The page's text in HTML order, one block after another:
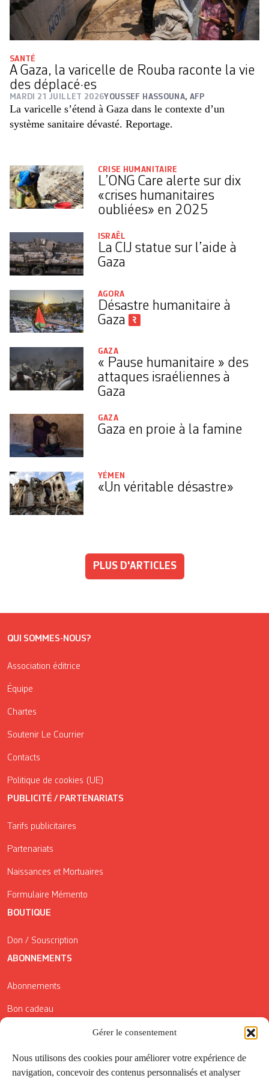
Gérer le consentement
Nous utilisons des cookies pour améliorer votre expérience de
navigation, concevoir des contenus personnalisés et analyser
SANTÉ
A Gaza, la varicelle de Rouba raconte la vie
des déplacé·es
MARDI 21 JUILLET 2026YOUSSEF HASSOUNA, AFP
La varicelle s’étend à Gaza dans le contexte d’un
système sanitaire dévasté. Reportage.
CRISE HUMANITAIRE
L’ONG Care alerte sur dix
«crises humanitaires
oubliées» en 2025
ISRAËL
La CIJ statue sur l’aide à
Gaza
AGORA
Désastre humanitaire à
Gaza
GAZA
« Pause humanitaire » des
attaques israéliennes à
Gaza
GAZA
Gaza en proie à la famine
YÉMEN
«Un véritable désastre»
PLUS D'ARTICLES
QUI SOMMES-NOUS?
Association éditrice
Équipe
Chartes
Soutenir Le Courrier
Contacts
Politique de cookies (UE)
PUBLICITÉ / PARTENARIATS
Tarifs publicitaires
Partenariats
Naissances et Mortuaires
Formulaire Mémento
BOUTIQUE
Don / Souscription
ABONNEMENTS
Abonnements
Bon cadeau
Conditions générales de vente
Réductions de la Carte Côté Courrier